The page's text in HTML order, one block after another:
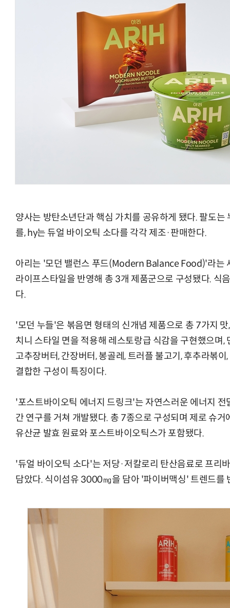
양사는 방탄소년단과 핵심 가치를 공유하게 됐다. 팔도
를, hy는 듀얼 바이오틱 소다를 각각 제조·판매한다.
아리는 '모던 밸런스 푸드(Modern Balance Food)'라는
라이프스타일을 반영해 총 3개 제품군으로 구성됐다. 식
다.
'모던 누들'은 볶음면 형태의 신개념 제품으로 총 7가지
치니 스타일 면을 적용해 레스토랑급 식감을 구현했으며,
고추장버터, 간장버터, 봉골레, 트러플 불고기, 후추라볶
결합한 구성이 특징이다.
'포스트바이오틱 에너지 드링크'는 자연스러운 에너지
간 연구를 거쳐 개발됐다. 총 7종으로 구성되며 제로 슈
유산균 발효 원료와 포스트바이오틱스가 포함됐다.
'듀얼 바이오틱 소다'는 저당·저칼로리 탄산음료로 프리
담았다. 식이섬유 3000㎎을 담아 '파이버맥싱' 트렌드를